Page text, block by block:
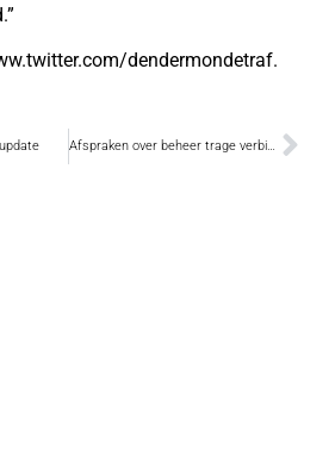
dendermondetraf.
Afspraken over beheer trage verbindingsweg Gadijk